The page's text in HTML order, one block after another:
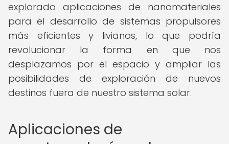
explorado aplicaciones de nanomateriales
para el desarrollo de sistemas propulsores
más eficientes y livianos, lo que podría
revolucionar la forma en que nos
desplazamos por el espacio y ampliar las
posibilidades de exploración de nuevos
destinos fuera de nuestro sistema solar.
Aplicaciones de